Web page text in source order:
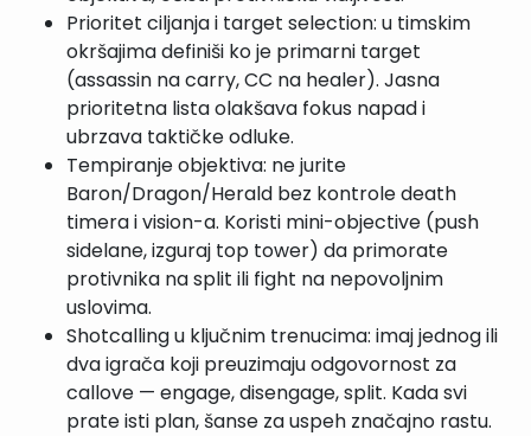
Prioritet ciljanja i target selection: u timskim
okršajima definiši ko je primarni target
(assassin na carry, CC na healer). Jasna
prioritetna lista olakšava fokus napad i
ubrzava taktičke odluke.
Tempiranje objektiva: ne jurite
Baron/Dragon/Herald bez kontrole death
timera i vision-a. Koristi mini-objective (push
sidelane, izguraj top tower) da primorate
protivnika na split ili fight na nepovoljnim
uslovima.
Shotcalling u ključnim trenucima: imaj jednog ili
dva igrača koji preuzimaju odgovornost za
callove — engage, disengage, split. Kada svi
prate isti plan, šanse za uspeh značajno rastu.